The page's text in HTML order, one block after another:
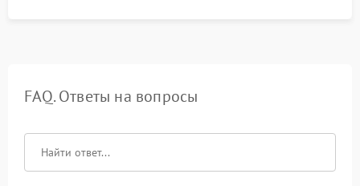
FAQ. Ответы на вопросы